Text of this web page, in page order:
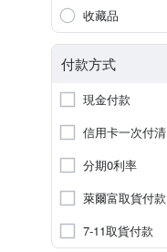
收藏品
付款方式
現金付款
信用卡一次付清
分期0利率
萊爾富取貨付款
7-11取貨付款